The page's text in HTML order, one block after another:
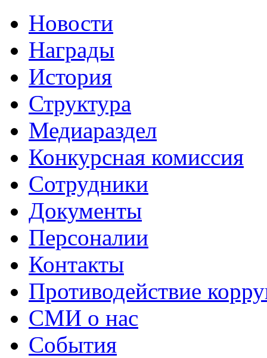
Новости
Награды
История
Структура
Медиараздел
Конкурсная комиссия
Сотрудники
Документы
Персоналии
Контакты
Противодействие
СМИ о нас
События